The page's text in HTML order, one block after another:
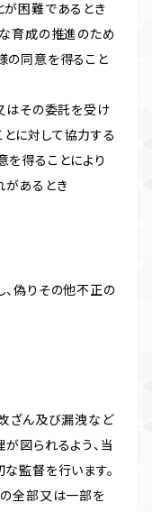
が困難であるとき
育成の推進のため
の同意を得ること
はその委託を受け
に対して協力する
を得ることにより
あるとき
、偽りその他不正の
ざん及び漏洩など
図られるよう、当
監督を行います。
の全部又は一部を